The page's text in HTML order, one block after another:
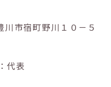
：代表